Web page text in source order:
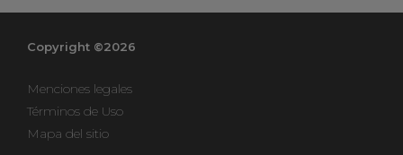
Copyright ©2026
Menciones legales
Términos de Uso
Mapa del sitio